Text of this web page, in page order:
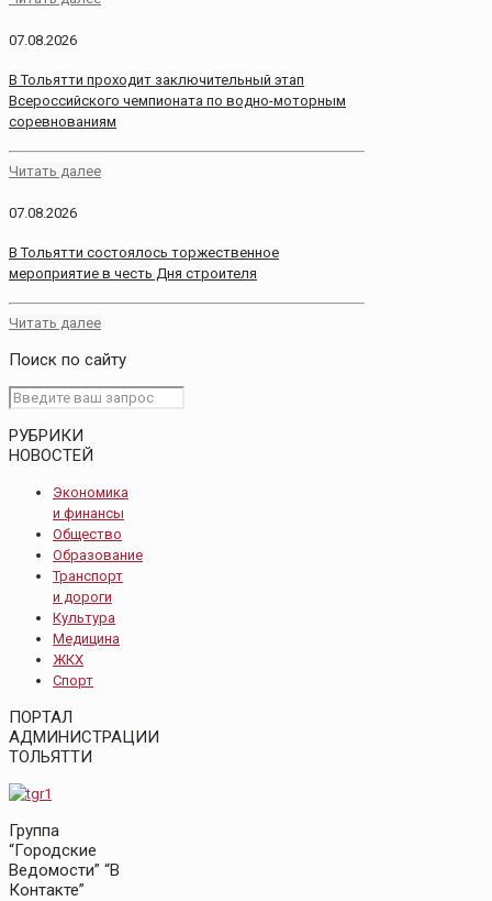
07.08.2026
В Тольятти проходит заключительный этап
Всероссийского чемпионата по водно-моторным
соревнованиям
Читать далее
07.08.2026
В Тольятти состоялось торжественное
мероприятие в честь Дня строителя
Читать далее
Поиск по сайту
РУБРИКИ
НОВОСТЕЙ
Экономика
и финансы
Общество
Образование
Транспорт
и дороги
Культура
Медицина
ЖКХ
Спорт
ПОРТАЛ
АДМИНИСТРАЦИИ
ТОЛЬЯТТИ
Группа
“Городские
Ведомости” “В
Контакте”